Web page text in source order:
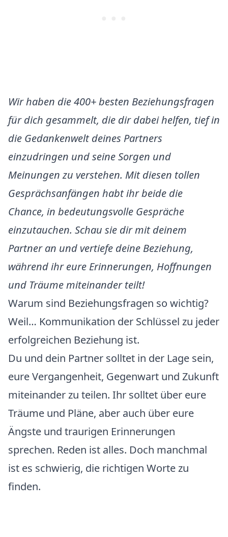
Wir haben die 400+ besten Beziehungsfragen
für dich gesammelt, die dir dabei helfen, tief in
die Gedankenwelt deines Partners
einzudringen und seine Sorgen und
Meinungen zu verstehen. Mit diesen tollen
Gesprächsanfängen habt ihr beide die
Chance, in bedeutungsvolle Gespräche
einzutauchen. Schau sie dir mit deinem
Partner an und vertiefe deine Beziehung,
während ihr eure Erinnerungen, Hoffnungen
und Träume miteinander teilt!
Warum sind Beziehungsfragen so wichtig?
Weil… Kommunikation der Schlüssel zu jeder
erfolgreichen Beziehung ist.
Du und dein Partner solltet in der Lage sein,
eure Vergangenheit, Gegenwart und Zukunft
miteinander zu teilen. Ihr solltet über eure
Träume und Pläne, aber auch über eure
Ängste und traurigen Erinnerungen
sprechen. Reden ist alles. Doch manchmal
ist es schwierig, die richtigen Worte zu
finden.